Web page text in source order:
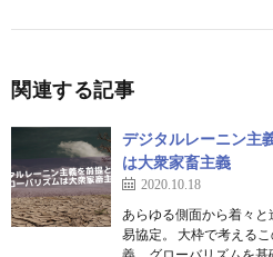
関連する記事
デジタルレーニン主
は大衆家畜主義
2020.10.18
あらゆる側面から着々
易協定。 大枠で考える